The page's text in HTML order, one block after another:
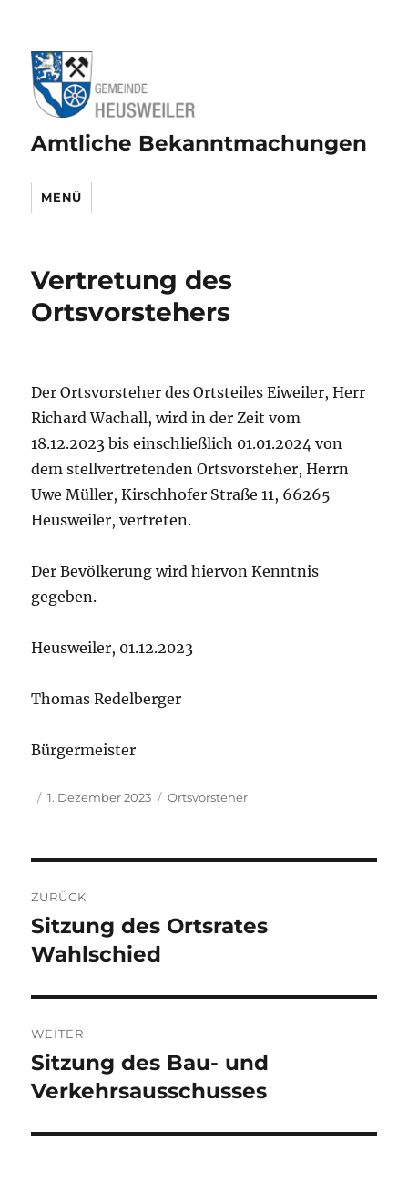
Amtliche Bekanntmachungen
MENÜ
Vertretung des
Ortsvorstehers
Der Ortsvorsteher des Ortsteiles Eiweiler, Herr
Richard Wachall, wird in der Zeit vom
18.12.2023 bis einschließlich 01.01.2024 von
dem stellvertretenden Ortsvorsteher, Herrn
Uwe Müller, Kirschhofer Straße 11, 66265
Heusweiler, vertreten.
Der Bevölkerung wird hiervon Kenntnis
gegeben.
Heusweiler, 01.12.2023
Thomas Redelberger
Bürgermeister
Autor
Veröffentlicht
1. Dezember 2023 Kategorien
Ortsvorsteher
ZURÜCK
Vorheriger
Beitrag:
Sitzung des Ortsrates
Wahlschied
WEITER
Nächster
Beitrag:
Sitzung des Bau- und
Verkehrsausschusses